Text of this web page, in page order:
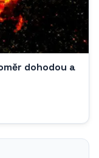
dohodou a